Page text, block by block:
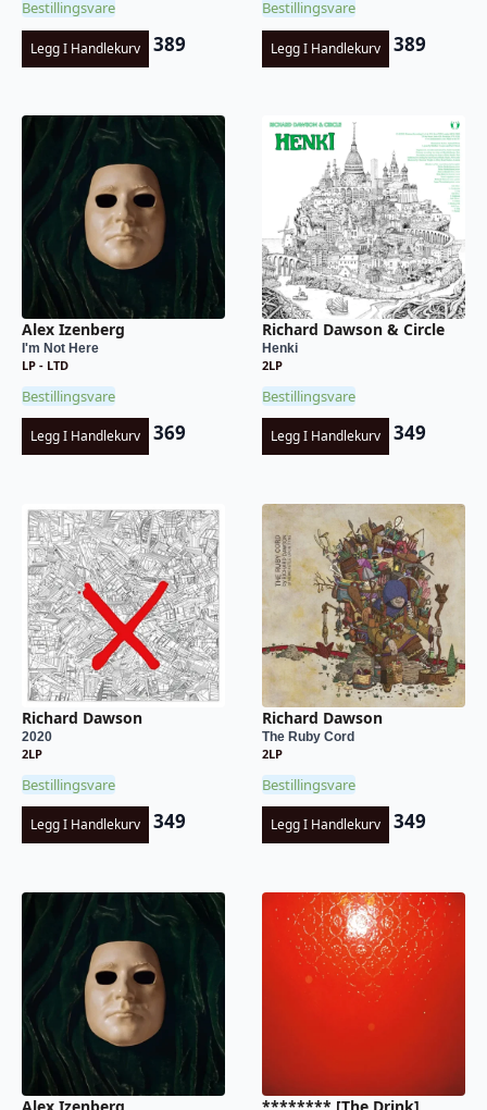
Bestillingsvare
Legg I Handlekurv 389
Bestillingsvare
Legg I Handlekurv 389
Alex Izenberg
I'm Not Here
LP - LTD
Bestillingsvare
Legg I Handlekurv 369
Richard Dawson & Circle
Henki
2LP
Bestillingsvare
Legg I Handlekurv 349
Richard Dawson
2020
2LP
Bestillingsvare
Legg I Handlekurv 349
Richard Dawson
The Ruby Cord
2LP
Bestillingsvare
Legg I Handlekurv 349